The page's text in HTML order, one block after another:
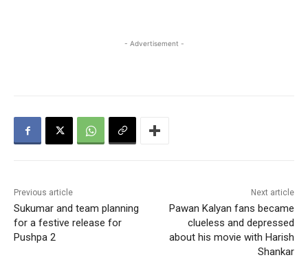
- Advertisement -
Previous article
Sukumar and team planning
for a festive release for
Pushpa 2
Next article
Pawan Kalyan fans became
clueless and depressed
about his movie with Harish
Shankar